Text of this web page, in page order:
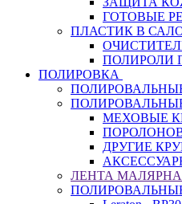
ГОТОВЫЕ
ПЛАСТИК В
ПОЛИРОЛИ
ПОЛИРОВКА
МЕХОВЫЕ
ДРУГИЕ
ЛЕНТА